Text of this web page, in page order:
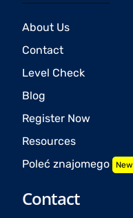
About Us
Contact
Level Check
Blog
Register Now
Resources
Poleć znajomego New
Contact